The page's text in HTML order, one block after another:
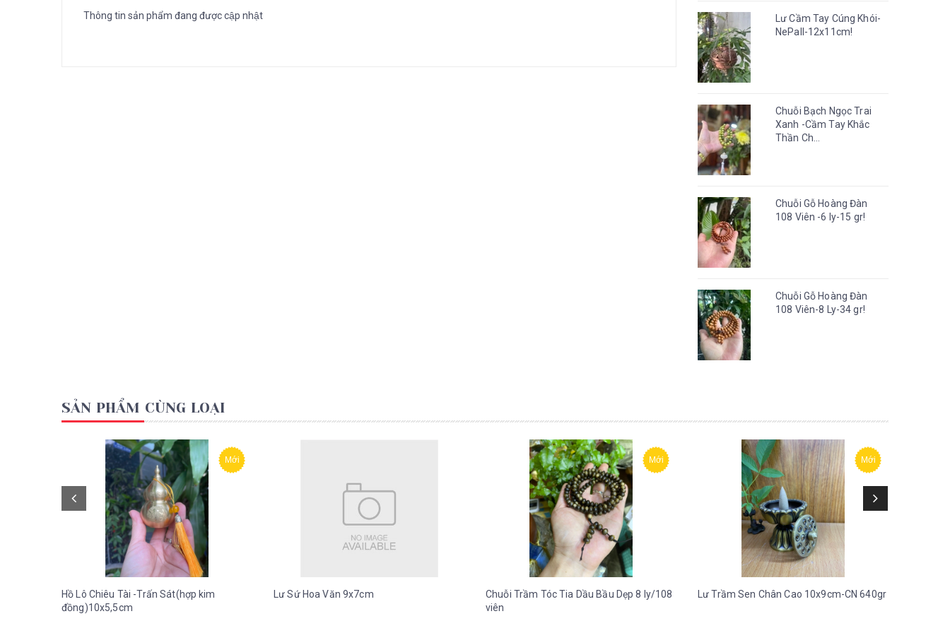
Thông tin sản phẩm đang được cập nhật
Lư Cầm Tay Cúng Khói-
NePall-12x11cm!
Chuỗi Bạch Ngọc Trai
Xanh -Cầm Tay Khắc
Thần Ch...
Chuỗi Gỗ Hoàng Đàn
108 Viên -6 ly-15 gr!
Chuỗi Gỗ Hoàng Đàn
108 Viên-8 Ly-34 gr!
SẢN PHẨM CÙNG LOẠI
Mới
Hồ Lô Chiêu Tài -Trấn Sát(hợp kim
đồng)10x5,5cm
Lư Sứ Hoa Văn 9x7cm
Mới
Chuỗi Trầm Tóc Tia Dầu Bầu Dẹp 8 ly/108
viên
Mới
Lư Trầm Sen Chân Cao 10x9cm-CN 640gr